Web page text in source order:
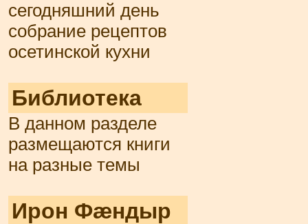
сегодняшний день
собрание рецептов
осетинской кухни
Библиотека
В данном разделе
размещаются книги
на разные темы
Ирон Фæндыр